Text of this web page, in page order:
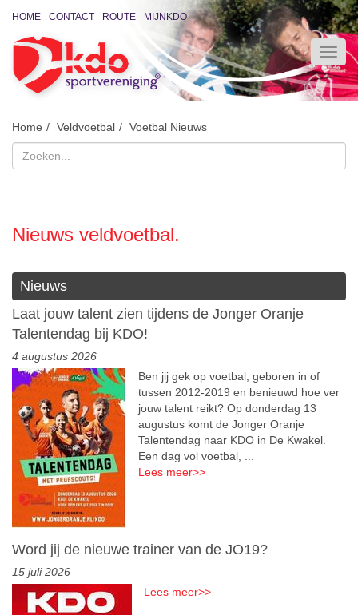
HOME CONTACT ROUTE MIJNKDO
Home Veldvoetbal Voetbal Nieuws
Nieuws veldvoetbal.
Nieuws
Laat jouw talent zien tijdens de Jonger Oranje
Talentendag bij KDO!
4 augustus 2026
Ben jij gek op voetbal, geboren in of
tussen 2012-2019 en benieuwd hoe ver
jouw talent reikt? Op donderdag 13
augustus komt de Jonger Oranje
Talentendag naar KDO in De Kwakel.
Een dag vol voetbal, ...
Lees meer>>
Word jij de nieuwe trainer van de JO19?
15 juli 2026
Lees meer>>